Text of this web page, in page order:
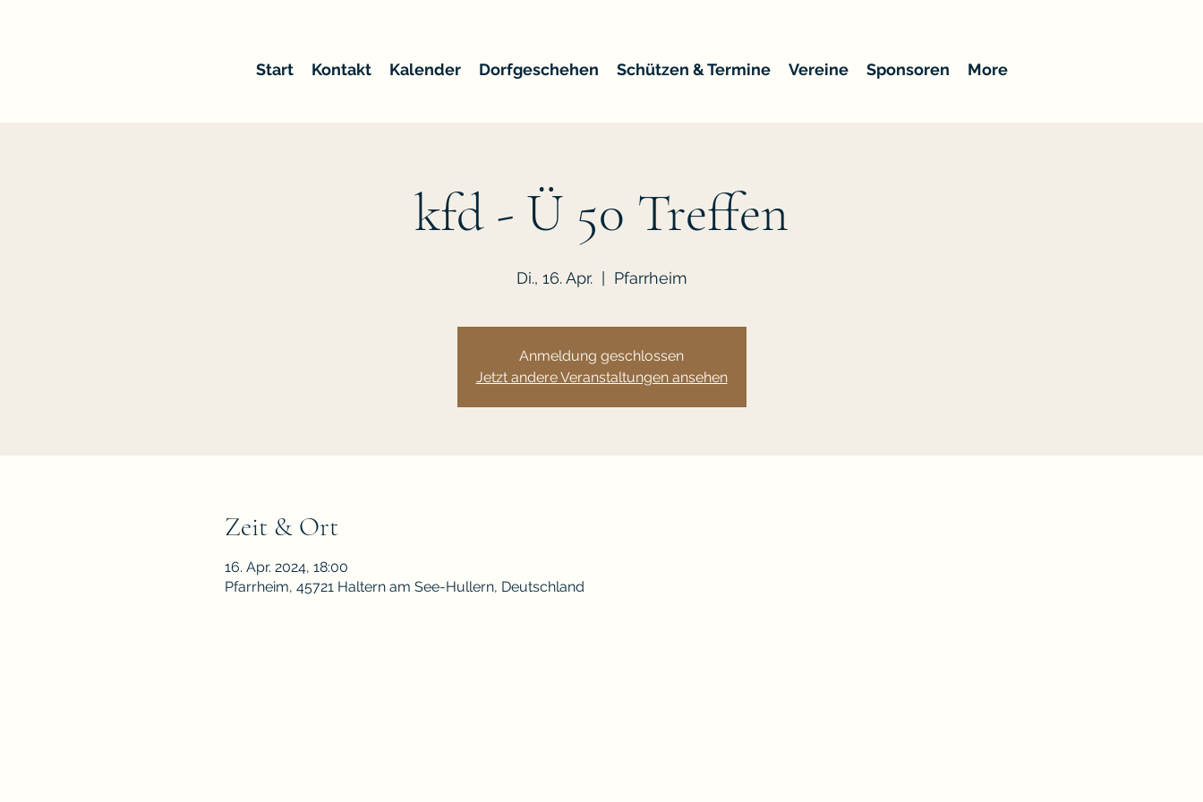
Start Kontakt Kalender Dorfgeschehen Schützen & Termine Vereine Sponsoren More
kfd - Ü 50 Treffen
Di., 16. Apr.
  |
Pfarrheim
Anmeldung geschlossen
Jetzt andere Veranstaltungen ansehen
Zeit & Ort
16. Apr. 2024, 18:00
Pfarrheim, 45721 Haltern am See-Hullern, Deutschland